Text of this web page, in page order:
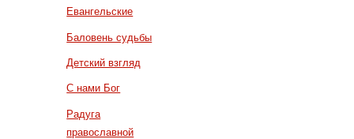
Евангельские
Баловень судьбы
Детский взгляд
С нами Бог
Радуга
православной